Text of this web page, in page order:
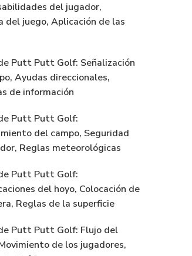
del jugador,
del juego, Aplicación de las
Putt Putt Golf: Señalización
Ayudas direccionales,
de información
Putt Putt Golf:
del campo, Seguridad
Reglas meteorológicas
Putt Putt Golf:
del hoyo, Colocación de
Reglas de la superficie
Putt Putt Golf: Flujo del
de los jugadores,